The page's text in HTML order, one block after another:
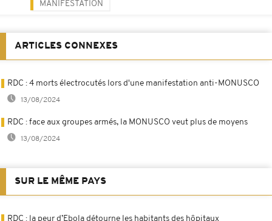
MANIFESTATION
ARTICLES CONNEXES
RDC : 4 morts électrocutés lors d'une manifestation anti-MONUSCO
13/08/2024
RDC : face aux groupes armés, la MONUSCO veut plus de moyens
13/08/2024
SUR LE MÊME PAYS
RDC : la peur d’Ebola détourne les habitants des hôpitaux